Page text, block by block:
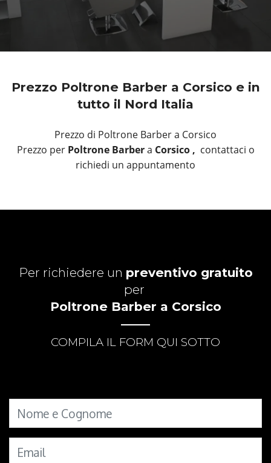
Prezzo Poltrone Barber a Corsico e in
tutto il Nord Italia
Prezzo di Poltrone Barber a Corsico
Prezzo perPoltrone Barbera Corsico , contattaci o
richiedi un appuntamento
Per richiedere un preventivo gratuito
per
Poltrone Barber a Corsico
COMPILA IL FORM QUI SOTTO